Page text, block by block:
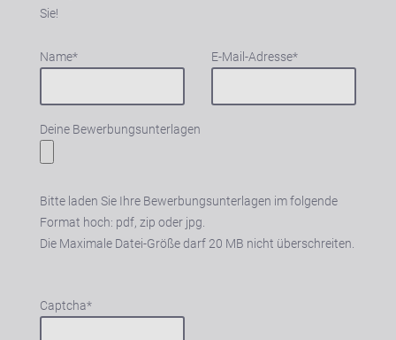
Sie!
Name* E-Mail-Adresse*
Deine Bewerbungsunterlagen
Bitte laden Sie Ihre Bewerbungsunterlagen im folgende
Format hoch: pdf, zip oder jpg.
Die Maximale Datei-Größe darf 20 MB nicht überschreiten.
Captcha*